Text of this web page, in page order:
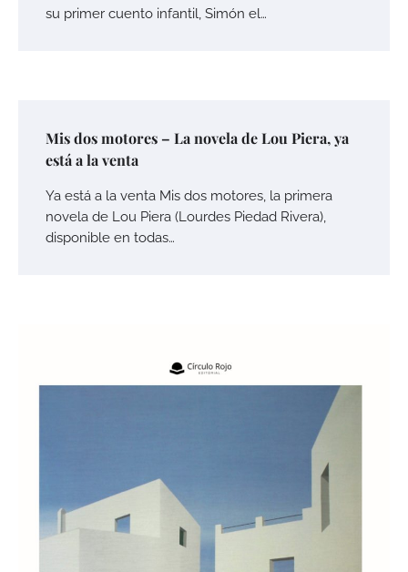
su primer cuento infantil, Simón el…
Mis dos motores – La novela de Lou Piera, ya
está a la venta
Ya está a la venta Mis dos motores, la primera
novela de Lou Piera (Lourdes Piedad Rivera),
disponible en todas…